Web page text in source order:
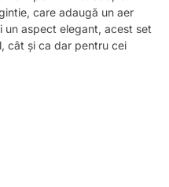
care adaugă un aer
un aspect elegant, acest set
cât și ca dar pentru cei